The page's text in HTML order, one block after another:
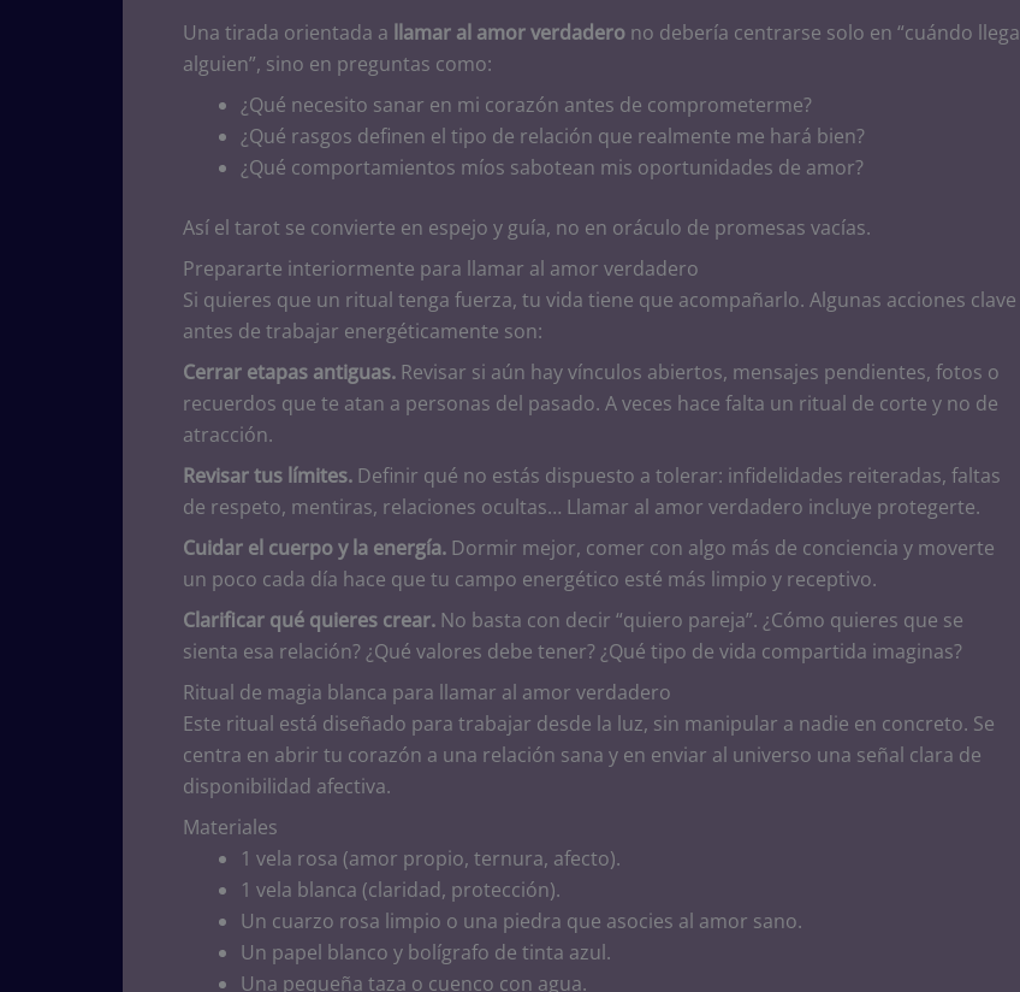
Una tirada orientada a llamar al amor verdadero no debería centrarse solo en “cuándo llega
alguien”, sino en preguntas como:
¿Qué necesito sanar en mi corazón antes de comprometerme?
¿Qué rasgos definen el tipo de relación que realmente me hará bien?
¿Qué comportamientos míos sabotean mis oportunidades de amor?
Así el tarot se convierte en espejo y guía, no en oráculo de promesas vacías.
Prepararte interiormente para llamar al amor verdadero
Si quieres que un ritual tenga fuerza, tu vida tiene que acompañarlo. Algunas acciones clave
antes de trabajar energéticamente son:
Cerrar etapas antiguas. Revisar si aún hay vínculos abiertos, mensajes pendientes, fotos o
recuerdos que te atan a personas del pasado. A veces hace falta un ritual de corte y no de
atracción.
Revisar tus límites. Definir qué no estás dispuesto a tolerar: infidelidades reiteradas, faltas
de respeto, mentiras, relaciones ocultas… Llamar al amor verdadero incluye protegerte.
Cuidar el cuerpo y la energía. Dormir mejor, comer con algo más de conciencia y moverte
un poco cada día hace que tu campo energético esté más limpio y receptivo.
Clarificar qué quieres crear. No basta con decir “quiero pareja”. ¿Cómo quieres que se
sienta esa relación? ¿Qué valores debe tener? ¿Qué tipo de vida compartida imaginas?
Ritual de magia blanca para llamar al amor verdadero
Este ritual está diseñado para trabajar desde la luz, sin manipular a nadie en concreto. Se
centra en abrir tu corazón a una relación sana y en enviar al universo una señal clara de
disponibilidad afectiva.
Materiales
1 vela rosa (amor propio, ternura, afecto).
1 vela blanca (claridad, protección).
Un cuarzo rosa limpio o una piedra que asocies al amor sano.
Un papel blanco y bolígrafo de tinta azul.
Una pequeña taza o cuenco con agua.